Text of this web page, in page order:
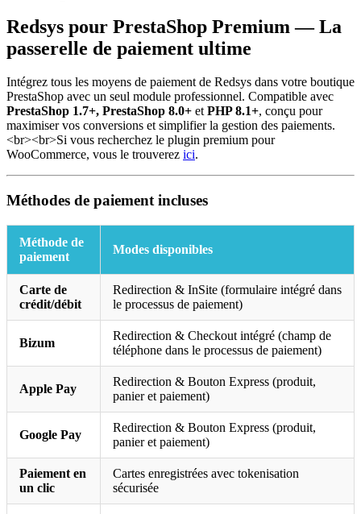
Redsys pour PrestaShop Premium — La
passerelle de paiement ultime
Intégrez tous les moyens de paiement de Redsys dans votre boutique
PrestaShop avec un seul module professionnel. Compatible avec
PrestaShop 1.7+, PrestaShop 8.0+ etPHP 8.1+, conçu pour
maximiser vos conversions et simplifier la gestion des paiements.
<br><br>Si vous recherchez le plugin premium pour
WooCommerce, vous le trouverez ici.
Méthodes de paiement incluses
Méthode de
paiement
Modes disponibles
Carte de
crédit/débit
Redirection & InSite (formulaire intégré dans
le processus de paiement)
Bizum
Redirection & Checkout intégré (champ de
téléphone dans le processus de paiement)
Apple Pay
Redirection & Bouton Express (produit,
panier et paiement)
Google Pay
Redirection & Bouton Express (produit,
panier et paiement)
Paiement en
un clic
Cartes enregistrées avec tokenisation
sécurisée